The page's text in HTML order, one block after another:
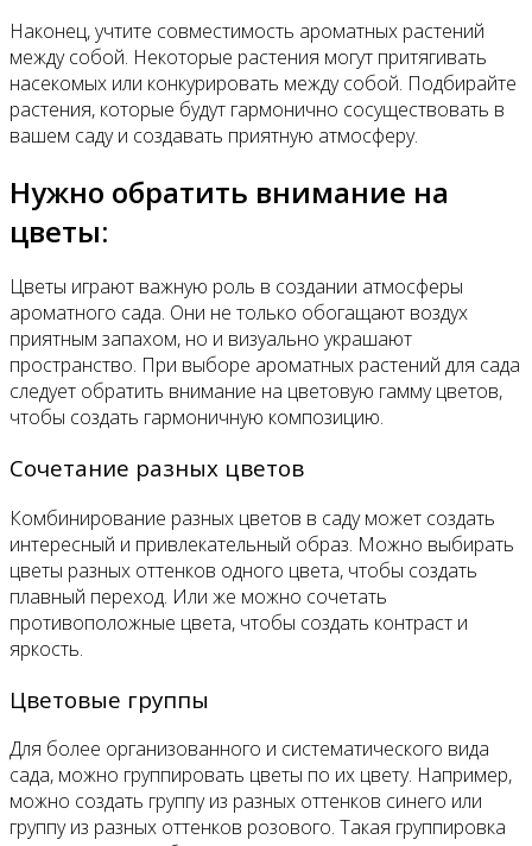
Наконец, учтите совместимость ароматных растений
между собой. Некоторые растения могут притягивать
насекомых или конкурировать между собой. Подбирайте
растения, которые будут гармонично сосуществовать в
вашем саду и создавать приятную атмосферу.
Нужно обратить внимание на
цветы:
Цветы играют важную роль в создании атмосферы
ароматного сада. Они не только обогащают воздух
приятным запахом, но и визуально украшают
пространство. При выборе ароматных растений для сада
следует обратить внимание на цветовую гамму цветов,
чтобы создать гармоничную композицию.
Сочетание разных цветов
Комбинирование разных цветов в саду может создать
интересный и привлекательный образ. Можно выбирать
цветы разных оттенков одного цвета, чтобы создать
плавный переход. Или же можно сочетать
противоположные цвета, чтобы создать контраст и
яркость.
Цветовые группы
Для более организованного и систематического вида
сада, можно группировать цветы по их цвету. Например,
можно создать группу из разных оттенков синего или
группу из разных оттенков розового. Такая группировка